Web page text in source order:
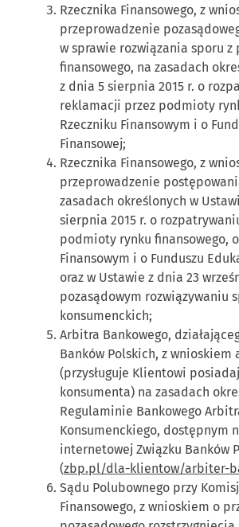
Rzecznika Finansowego, z
przeprowadzenie
w sprawie rozwiązania sporu
finansowego, na zasadach
z dnia 5 sierpnia 2015 r. o
reklamacji przez podmioty
Rzeczniku Finansowym i o
Finansowej;
Rzecznika Finansowego, z
przeprowadzenie
zasadach określonych w
sierpnia 2015 r. o
podmioty rynku finansowego,
Finansowym i o Funduszu
oraz w Ustawie z dnia 23
pozasądowym rozwiązywaniu
konsumenckich;
Arbitra Bankowego,
Banków Polskich, z wnioskiem
(przysługuje Klientowi
konsumenta) na zasadach
Regulaminie Bankowego
Konsumenckiego, dostępnym
internetowej Związku Banków
(zbp.pl/dla-klientow/arbiter-
Sądu Polubownego przy
Finansowego, z wnioskiem o